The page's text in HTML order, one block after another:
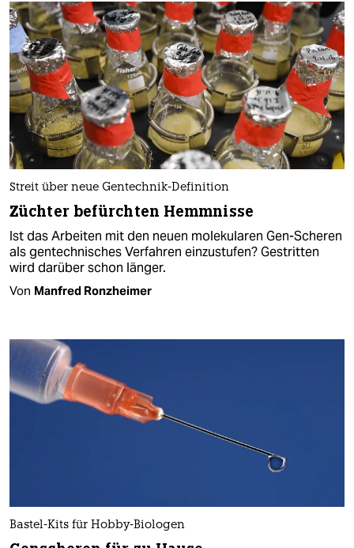
Streit über neue Gentechnik-Definition
Züchter befürchten Hemmnisse
Ist das Arbeiten mit den neuen molekularen Gen-Scheren
als gentechnisches Verfahren einzustufen? Gestritten
wird darüber schon länger.
Von Manfred Ronzheimer
Bastel-Kits für Hobby-Biologen